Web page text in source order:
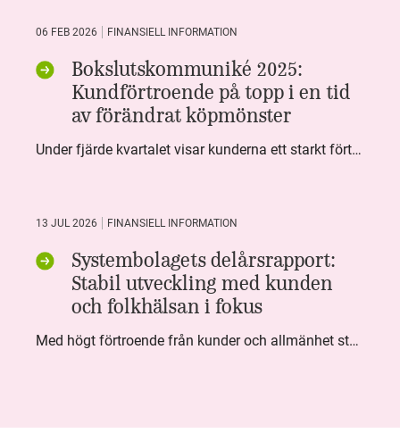
06 FEB 2026 FINANSIELL INFORMATION
Bokslutskommuniké 2025:
Kundförtroende på topp i en tid
av förändrat köpmönster
Under fjärde kvartalet visar kunderna ett starkt förtroende för Systembolaget. Nöjd Kund Index (NKI) når en ny rekordnivå och bidrar till att även helåret avslutar starkt. Arbetet med ansvarsfull försäljning ger tydliga resultat där ålderskontroller når sina högsta nivåer någonsin. Samtidigt fortsätter kundernas val att förändras. Allt fler väljer öl och drycker med lägre alkoholhalt. Vi ser också en lägre försäljningsvolym under kvartalet, en utveckling som ligger i linje med den långsiktiga minskningen i alkoholkonsumtionen i Sverige. De officiella konsumtionssiffrorna från CAN för 2025 kommer först under våren men försäljningssiffrorna pekar åt samma håll.
13 JUL 2026 FINANSIELL INFORMATION
Systembolagets delårsrapport:
Stabil utveckling med kunden
och folkhälsan i fokus
Med högt förtroende från kunder och allmänhet står Systembolaget stabilt i samhällsuppdraget. Under kvartalet togs flera steg inom folkhälsa, kundnytta och minskad klimatpåverkan. Nettoomsättningen var i nivå med föregående år och effektiviseringar av verksamheten möjliggjorde fortsatt anpassning för att möta nya behov.